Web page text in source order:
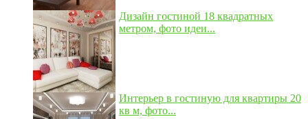
Дизайн гостиной 18 квадратных
метром, фото идеи...
Интерьер в гостиную для квартиры 20
кв м, фото...